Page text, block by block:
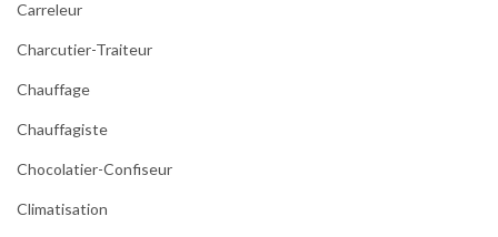
Carreleur
Charcutier-Traiteur
Chauffage
Chauffagiste
Chocolatier-Confiseur
Climatisation